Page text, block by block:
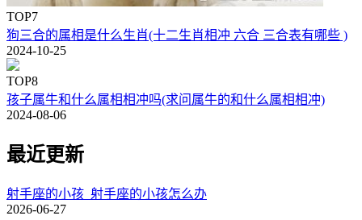
TOP7
狗三合的属相是什么生肖(十二生肖相冲 六合 三合表有哪些 )
2024-10-25
TOP8
孩子属牛和什么属相相冲吗(求问属牛的和什么属相相冲)
2024-08-06
最近更新
射手座的小孩_射手座的小孩怎么办
2026-06-27